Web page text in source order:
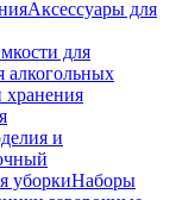
Аксессуары для
для
алкогольных
хранения
и
уборкиНаборы